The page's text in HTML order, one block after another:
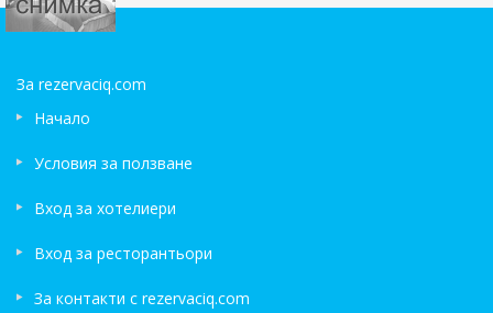
по красот...
За rezervaciq.com
Начало
Условия за ползване
Вход за хотелиери
Вход за ресторантьори
За контакти с rezervaciq.com